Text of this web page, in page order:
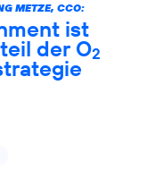
METZE, CCO:
ist
der O2